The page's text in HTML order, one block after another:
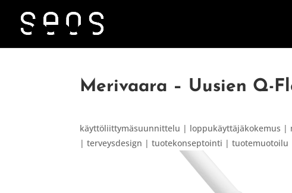
Merivaara – Uusien Q-
käyttöliittymäsuunnittelu | loppukäyttäjäkokemus
| terveysdesign | tuotekonseptointi |